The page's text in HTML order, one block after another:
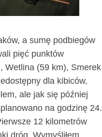
a sumę podbiegów
pięć punktów
Wetlina (59 km), Smerek
dla kibiców,
ale jak się później
na godzinę 24.
12 kilometrów
dróg. Wymyśliłem